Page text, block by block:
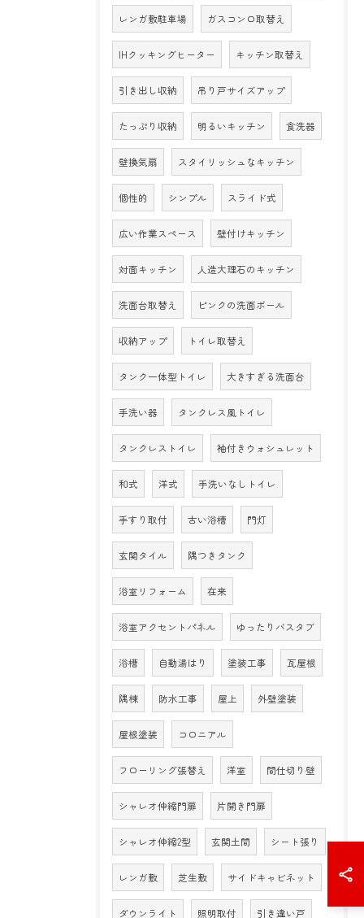
レンガ敷駐車場 ガスコンロ取替え
IHクッキングヒーター キッチン取替え
引き出し収納 吊り戸サイズアップ
たっぷり収納 明るいキッチン 食洗器
壁換気扇 スタイリッシュなキッチン
個性的 シンプル スライド式
広い作業スペース 壁付けキッチン
対面キッチン 人造大理石のキッチン
洗面台取替え ピンクの洗面ボール
収納アップ トイレ取替え
タンク一体型トイレ 大きすぎる洗面台
手洗い器 タンクレス風トイレ
タンクレストイレ 袖付きウォシュレット
和式 洋式 手洗いなしトイレ
手すり取付 古い浴槽 門灯
玄関タイル 隅つきタンク
浴室リフォーム 在来
浴室アクセントパネル ゆったりバスタブ
浴槽 自動湯はり 塗装工事 瓦屋根
隅棟 防水工事 屋上 外壁塗装
屋根塗装 コロニアル
フローリング張替え 洋室 間仕切り壁
シャレオ伸縮門扉 片開き門扉
シャレオ伸縮2型 玄関土間 シート張り
レンガ敷 芝生敷 サイドキャビネット
ダウンライト 照明取付 引き違い戸